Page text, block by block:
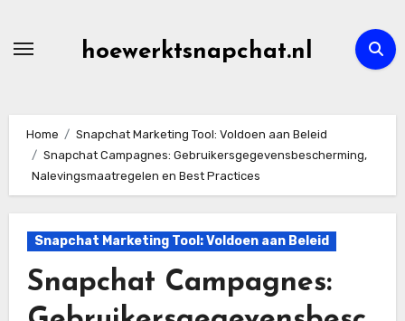
hoewerktsnapchat.nl
Home
Snapchat Marketing Tool: Voldoen aan Beleid
Snapchat Campagnes: Gebruikersgegevensbescherming,
Nalevingsmaatregelen en Best Practices
Snapchat Marketing Tool: Voldoen aan Beleid
Snapchat Campagnes: